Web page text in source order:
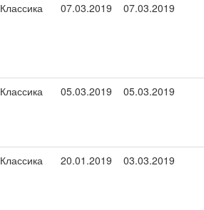
Классика 07.03.2019 07.03.2019
Классика 05.03.2019 05.03.2019
Классика 20.01.2019 03.03.2019